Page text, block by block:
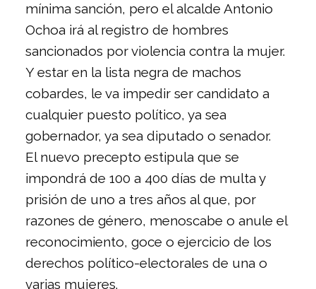
mínima sanción, pero el alcalde Antonio
Ochoa irá al registro de hombres
sancionados por violencia contra la mujer.
Y estar en la lista negra de machos
cobardes, le va impedir ser candidato a
cualquier puesto político, ya sea
gobernador, ya sea diputado o senador.
El nuevo precepto estipula que se
impondrá de 100 a 400 días de multa y
prisión de uno a tres años al que, por
razones de género, menoscabe o anule el
reconocimiento, goce o ejercicio de los
derechos político-electorales de una o
varias mujeres.